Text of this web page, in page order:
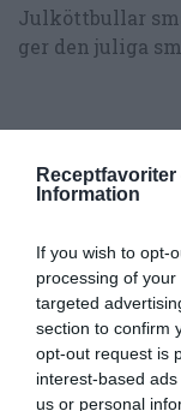
Receptfavoriter
Information
If you wish to opt-
processing of
targeted
section to confirm
opt-out request is
interest-based
us or personal
Julköttbullar
ger den juliga